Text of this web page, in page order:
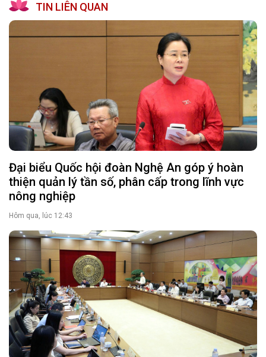
TIN LIÊN QUAN
Đại biểu Quốc hội đoàn Nghệ An góp ý hoàn
thiện quản lý tần số, phân cấp trong lĩnh vực
nông nghiệp
Hôm qua, lúc 12:43